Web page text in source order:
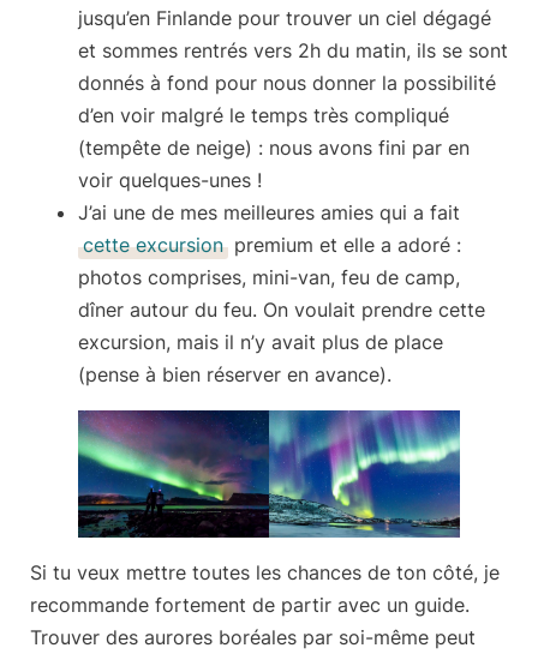
jusqu’en Finlande pour trouver un ciel dégagé
et sommes rentrés vers 2h du matin, ils se sont
donnés à fond pour nous donner la possibilité
d’en voir malgré le temps très compliqué
(tempête de neige) : nous avons fini par en
voir quelques-unes !
J’ai une de mes meilleures amies qui a fait
cette excursion premium et elle a adoré :
photos comprises, mini-van, feu de camp,
dîner autour du feu. On voulait prendre cette
excursion, mais il n’y avait plus de place
(pense à bien réserver en avance).
Si tu veux mettre toutes les chances de ton côté, je
recommande fortement de partir avec un guide.
Trouver des aurores boréales par soi-même peut